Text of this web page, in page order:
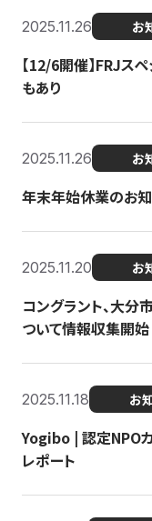
2025.11.26 お
【12/6開催】FRJス
もあり
2025.11.26 お
年末年始休業のお
2025.11.20 お
コングラント、大
ついて情報収集開始
2025.11.18 お
Yogibo | 認定NPO
レポート